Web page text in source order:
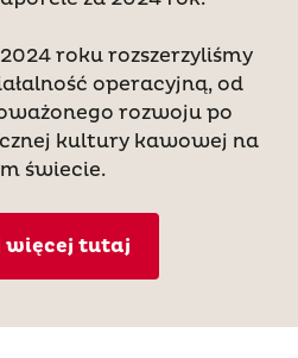
roku rozszerzyliśmy
operacyjną, od
rozwoju po
kultury kawowej na
świecie.
więcej tutaj